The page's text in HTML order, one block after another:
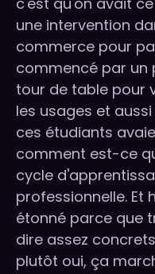
une intervention
commerce pour
commencé par un
tour de table pour
les usages et
ces étudiants
comment est-ce
cycle
professionnelle. Et
étonné parce que
dire assez
plutôt oui, ça